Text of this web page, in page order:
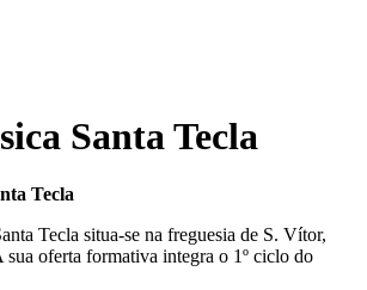
Santa Tecla
Tecla
Tecla situa-se na freguesia de S. Vítor,
sua oferta formativa integra o 1º ciclo do